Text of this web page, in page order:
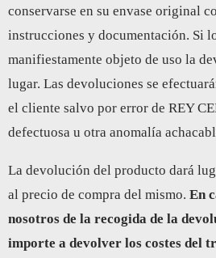
conservarse en su envase original
instrucciones y documentación. Si
manifiestamente objeto de uso la
lugar. Las devoluciones se
el cliente salvo por error de REY
defectuosa u otra anomalía
La devolución del producto dará
al precio de compra del mismo. En
nosotros de la recogida de la
importe a devolver los costes del